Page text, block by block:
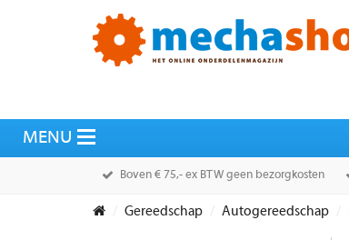
Boven € 75,- ex BTW geen bezorgkosten
Gereedschap Autogereedschap